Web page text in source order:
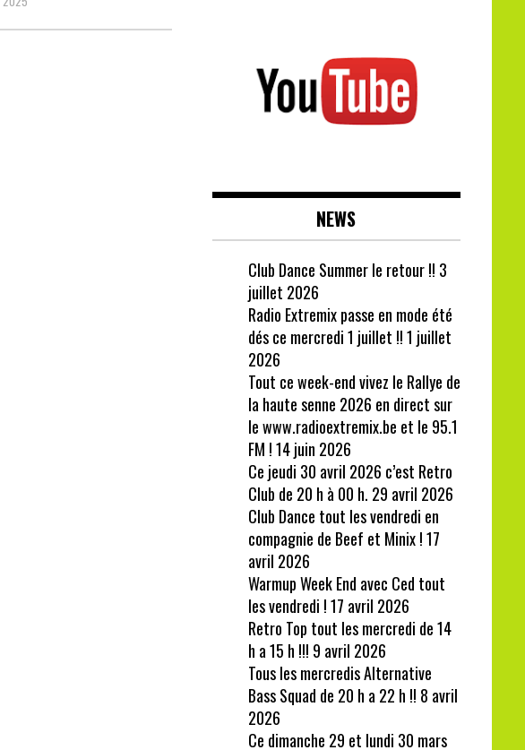
NEWS
Club Dance Summer le retour !! 3
juillet 2026
Radio Extremix passe en mode été
dés ce mercredi 1 juillet !!1 juillet
2026
Tout ce week-end vivez le Rallye de
la haute senne 2026 en direct sur
le www.radioextremix.be et le 95.1
FM !14 juin 2026
Ce jeudi 30 avril 2026 c’est Retro
Club de 20 h à 00 h. 29 avril 2026
Club Dance tout les vendredi en
compagnie de Beef et Minix !17
avril 2026
Warmup Week End avec Ced tout
les vendredi !17 avril 2026
Retro Top tout les mercredi de 14
h a 15 h !!! 9 avril 2026
Tous les mercredis Alternative
Bass Squad de 20 h a 22 h !! 8 avril
2026
Ce dimanche 29 et lundi 30 mars